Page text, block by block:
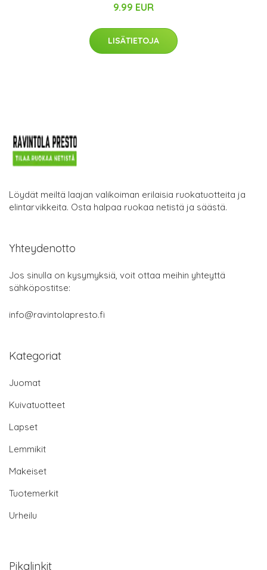
9.99 EUR
LISÄTIETOJA
Löydät meiltä laajan valikoiman erilaisia ruokatuotteita ja
elintarvikkeita. Osta halpaa ruokaa netistä ja säästä.
Yhteydenotto
Jos sinulla on kysymyksiä, voit ottaa meihin yhteyttä
sähköpostitse:
info@ravintolapresto.fi
Kategoriat
Juomat
Kuivatuotteet
Lapset
Lemmikit
Makeiset
Tuotemerkit
Urheilu
Pikalinkit